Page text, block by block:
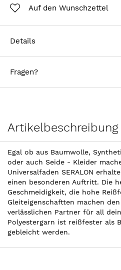
Auf den Wunschzettel
Details
Fragen?
Artikelbeschreibung
Egal ob aus Baumwolle,
oder auch Seide - Kleider
Universalfaden SERALON
einen besonderen Auftritt. Die
Geschmeidigkeit, die hohe
Gleiteigenschaftten machen
verlässlichen Partner für all
Polyestergarn ist reißfester als
gebleicht werden.